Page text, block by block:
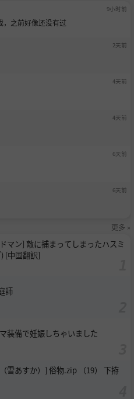
9小时前
，之前好像还没有过
2天前
4天前
4天前
6天前
6天前
更多 »
マン] 敵に捕まってしまったハスミ
[中国翻訳]
師
装備で妊娠しちゃいました
雪あすか）] 俗物.zip （19） 下拵